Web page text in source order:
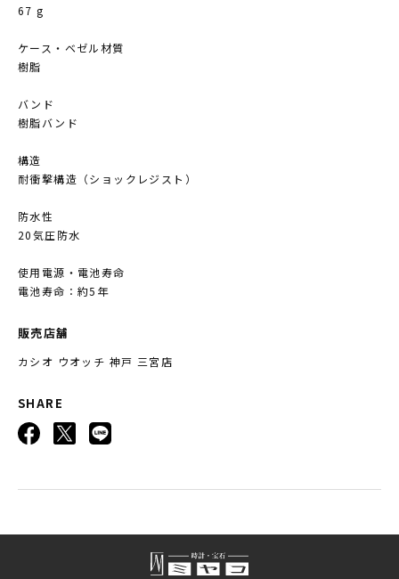
67 g
ケース・ベゼル材質
樹脂
バンド
樹脂バンド
構造
耐衝撃構造（ショックレジスト）
防水性
20気圧防水
使用電源・電池寿命
電池寿命：約5年
販売店舗
カシオ ウオッチ 神戸 三宮店
SHARE